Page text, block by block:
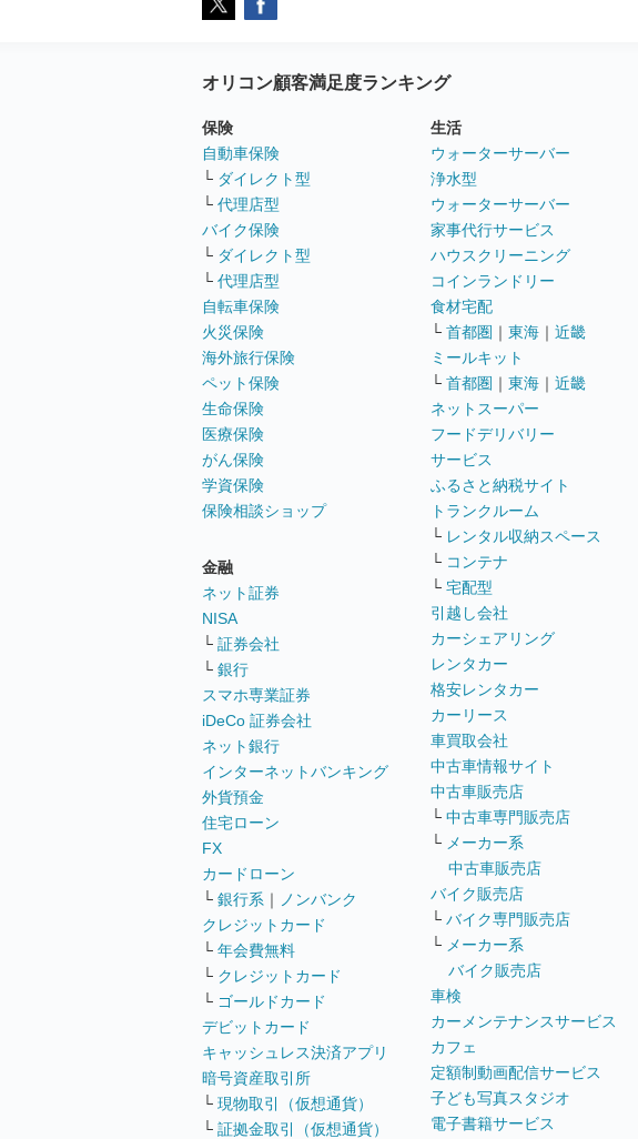
オリコン顧客満足度ランキング
保険
自動車保険
└ ダイレクト型
└ 代理店型
バイク保険
└ ダイレクト型
└ 代理店型
自転車保険
火災保険
海外旅行保険
ペット保険
生命保険
医療保険
がん保険
学資保険
保険相談ショップ
金融
ネット証券
NISA
└ 証券会社
└ 銀行
スマホ専業証券
iDeCo 証券会社
ネット銀行
インターネットバンキング
外貨預金
住宅ローン
FX
カードローン
└ 銀行系 ｜
ノンバンク
クレジットカード
└ 年会費無料
└ クレジットカード
└ ゴールドカード
デビットカード
キャッシュレス決済アプリ
暗号資産取引所
└ 現物取引（仮想通貨）
└ 証拠金取引（仮想通貨）
生活
ウォーターサーバー
浄水型
ウォーターサーバー
家事代行サービス
ハウスクリーニング
コインランドリー
食材宅配
└ 首都圏 ｜ 東海 ｜ 近畿
ミールキット
└ 首都圏 ｜ 東海 ｜ 近畿
ネットスーパー
フードデリバリー
サービス
ふるさと納税サイト
トランクルーム
└ レンタル収納スペース
└ コンテナ
└ 宅配型
引越し会社
カーシェアリング
レンタカー
格安レンタカー
カーリース
車買取会社
中古車情報サイト
中古車販売店
└ 中古車専門販売店
└ メーカー系
中古車販売店
バイク販売店
└ バイク専門販売店
└ メーカー系
バイク販売店
車検
カーメンテナンスサービス
カフェ
定額制動画配信サービス
子ども写真スタジオ
電子書籍サービス